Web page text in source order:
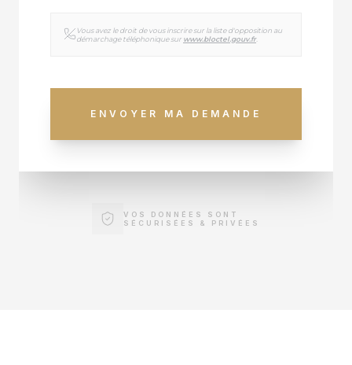
Vous avez le droit de vous inscrire sur la liste d'opposition au
démarchage téléphonique sur www.bloctel.gouv.fr.
ENVOYER MA DEMANDE
VOS DONNÉES SONT
SÉCURISÉES & PRIVÉES